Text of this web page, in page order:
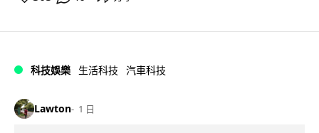
科技娛樂 生活科技 汽車科技
Lawton 1 日